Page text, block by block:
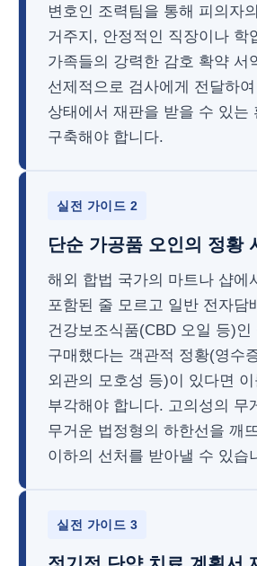
변호인 조력팀을 통해 피의자
거주지, 안정적인 직장이나 학
가족들의 강력한 감호 확약 서
선제적으로 검사에게 전달하
상태에서 재판을 받을 수 있는
구축해야 합니다.
실전 가이드 2
단순 가공품 오인의 정황
해외 합법 국가의 마트나 샵에
포함된 줄 모르고 일반 전자담
건강보조식품(CBD 오일 등)인
구매했다는 객관적 정황(영수
외관의 모호성 등)이 있다면
부각해야 합니다. 고의성의 무
무거운 법정형의 하한선을 깨
이하의 선처를 받아낼 수 있습
실전 가이드 3